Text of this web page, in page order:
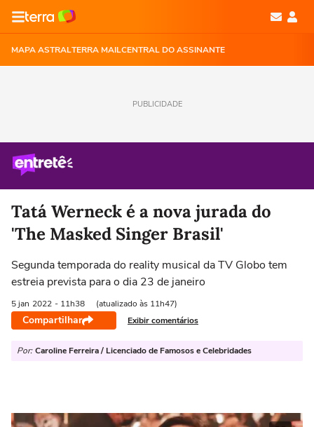
MAPA ASTRALTERRA MAILCENTRAL DO ASSINANTE
PUBLICIDADE
Tatá Werneck é a nova jurada do
'The Masked Singer Brasil'
Segunda temporada do reality musical da TV Globo tem
estreia prevista para o dia 23 de janeiro
5 jan 2022 - 11h38 (atualizado às 11h47)
Compartilhar Exibir comentários
Por: Caroline Ferreira / Licenciado de Famosos e Celebridades